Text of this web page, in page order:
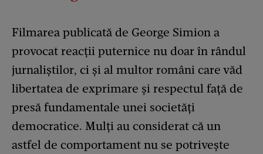
Filmarea publicată de George Simion a
provocat reacții puternice nu doar în rândul
jurnaliștilor, ci și al multor români care văd
libertatea de exprimare și respectul față de
presă fundamentale unei societăți
democratice. Mulți au considerat că un
astfel de comportament nu se potrivește